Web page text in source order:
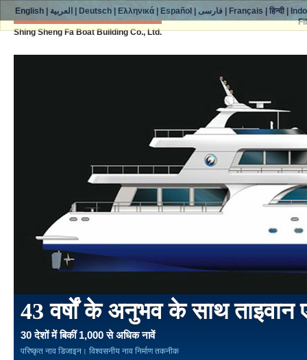
Shing Sheng Fa Boat Building Co., Ltd.
43 वर्षों के अनुभव के साथ ताइवान
30 देशों में बिकीं 1,000 से अधिक नावें
परिष्कृत नाव डिजाइन। विश्वसनीय नाव निर्माण तकनीक
English| العربية Deutsch| Ελληνικά| Español فارسی| Français हिन्दी|